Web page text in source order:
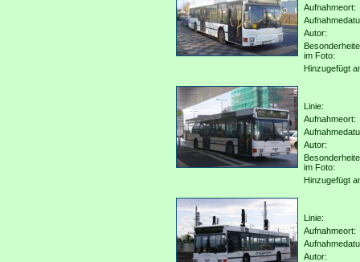
Aufnahmeort:
Autor:
im Foto:
Hinzugefügt
Linie:
Aufnahmeort:
Autor:
im Foto:
Hinzugefügt
Linie:
Aufnahmeort:
Autor: